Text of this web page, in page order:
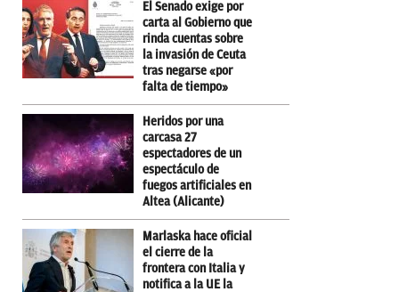
El Senado exige por
carta al Gobierno que
rinda cuentas sobre
la invasión de Ceuta
tras negarse «por
falta de tiempo»
Heridos por una
carcasa 27
espectadores de un
espectáculo de
fuegos artificiales en
Altea (Alicante)
Marlaska hace oficial
el cierre de la
frontera con Italia y
notifica a la UE la